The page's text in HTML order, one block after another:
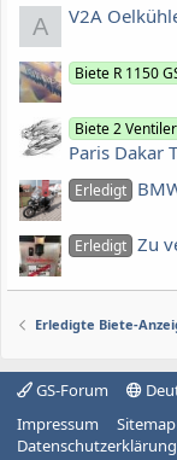
A V2A
Biete R 1150
Biete 2 Ventiler
Paris Dakar
Erledigt
Erledigt Zu
Erledigte Biete-
GS-Forum
Impressum
Sitemap
Datenschutzerklärung